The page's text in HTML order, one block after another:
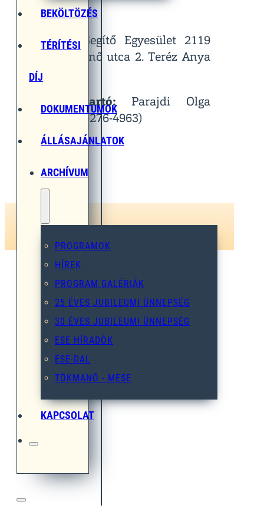
BEKÖLTÖZÉS
TÉRÍTÉSI
DÍJ
DOKUMENTUMOK
ÁLLÁSAJÁNLATOK
ARCHÍVUM
PROGRAMOK
HÍREK
PROGRAM GALÉRIÁK
25 ÉVES JUBILEUMI ÜNNEPSÉG
30 ÉVES JUBILEUMI ÜNNEPSÉG
ESE HÍRADÓK
ESE-DAL
TÖKMANÓ - MESE
KAPCSOLAT
Helyszín:
Egymást Segítő Egyesület 2119
Pécel, Pihenő utca 2. Teréz Anya
Terem
Kapcsolattartó:Parajdi Olga
(Tel.: 06-30-276-4963)